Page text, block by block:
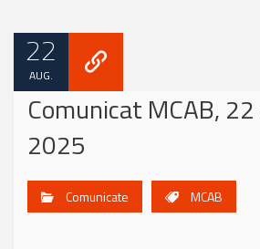
22
AUG.
Comunicat MCAB,
2025
Comunicate MCAB